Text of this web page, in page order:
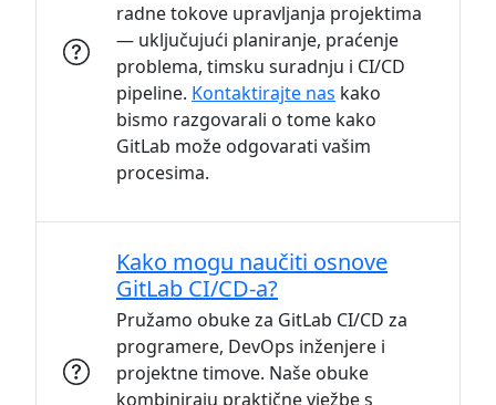
radne tokove upravljanja projektima
— uključujući planiranje, praćenje
problema, timsku suradnju i CI/CD
pipeline. Kontaktirajte nas kako
bismo razgovarali o tome kako
GitLab može odgovarati vašim
procesima.
Kako mogu naučiti osnove
GitLab CI/CD-a?
Pružamo obuke za GitLab CI/CD za
programere, DevOps inženjere i
projektne timove. Naše obuke
kombiniraju praktične vježbe s